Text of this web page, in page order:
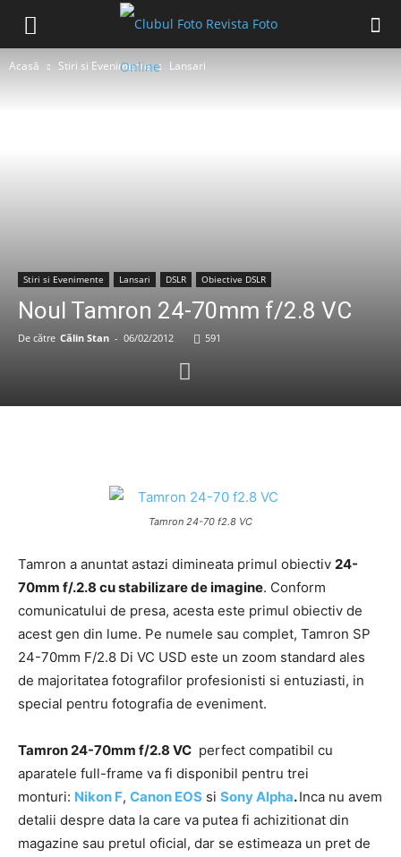
Acasă Stiri si Evenimente Lansari
Stiri si Evenimente Lansari DSLR Obiective DSLR
Noul Tamron 24-70mm f/2.8 VC
De către Călin Stan - 06/02/2012 591
Tamron 24-70 f2.8 VC
Tamron a anuntat astazi dimineata primul obiectiv 24-
70mm f/.2.8 cu stabilizare de imagine. Conform
comunicatului de presa, acesta este primul obiectiv de
acest gen din lume. Pe numele sau complet, Tamron SP
24-70mm F/2.8 Di VC USD este un zoom standard ales
de majoritatea fotografilor profesionisti si entuziasti, in
special pentru fotografia de eveniment.
Tamron 24-70mm f/2.8 VC perfect compatibil cu
aparatele full-frame va fi disponibil pentru trei
monturi: Nikon F, Canon EOS si Sony Alpha.Inca nu avem
detalii despre data la care va putea fi achizitionat din
magazine sau pretul oficial, dar se estimeaza un pret de